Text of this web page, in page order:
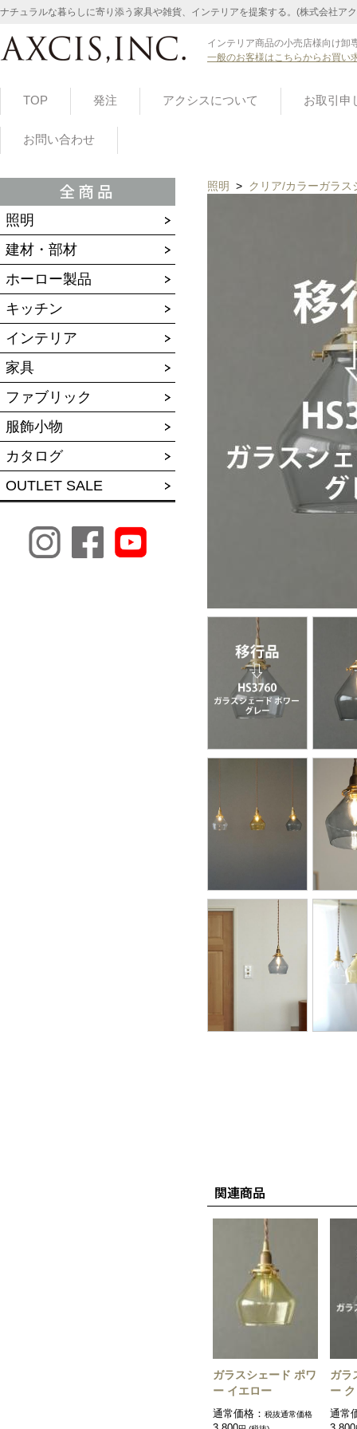
ナチュラルな暮らしに寄り添う家具や雑貨、インテリアを提案する。(株式会社ア
インテリア商品の小売店様向け卸
一般のお客様はこちらからお買い
TOP 発注 アクシスについて お取引申
お問い合わせ
照明
建材・部材
ホーロー製品
キッチン
インテリア
家具
ファブリック
服飾小物
カタログ
OUTLET SALE
照明 > クリア/カラーガラス
ガラスシェード ポワ
ー イエロー
通常価格： 税抜通常価格
ガラ
ー
通常